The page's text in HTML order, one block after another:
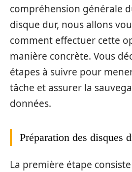
compréhension générale
disque dur, nous allons
comment effectuer cette
manière concrète. Vous
étapes à suivre pour
tâche et assurer la
données.
Préparation des disques
La première étape